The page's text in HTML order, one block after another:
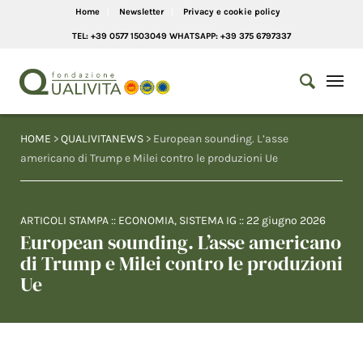
Home Newsletter Privacy e cookie policy
TEL: +39 0577 1503049 WHATSAPP: +39 375 6797337
HOME >QUALIVITANEWS > European sounding. L’asse
americano di Trump e Milei contro le produzioni Ue
ARTICOLI STAMPA :: ECONOMIA, SISTEMA IG :: 22 giugno 2026
European sounding. L’asse americano
di Trump e Milei contro le produzioni
Ue